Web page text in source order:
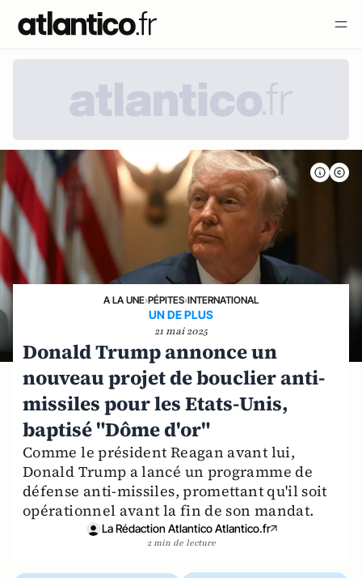
A LA UNE›PÉPITES›INTERNATIONAL
UN DE PLUS
21 mai 2025
Donald Trump annonce un
nouveau projet de bouclier anti-
missiles pour les Etats-Unis,
baptisé "Dôme d'or"
Comme le président Reagan avant lui,
Donald Trump a lancé un programme de
défense anti-missiles, promettant qu'il soit
opérationnel avant la fin de son mandat.
La Rédaction Atlantico Atlantico.fr
2 min de lecture